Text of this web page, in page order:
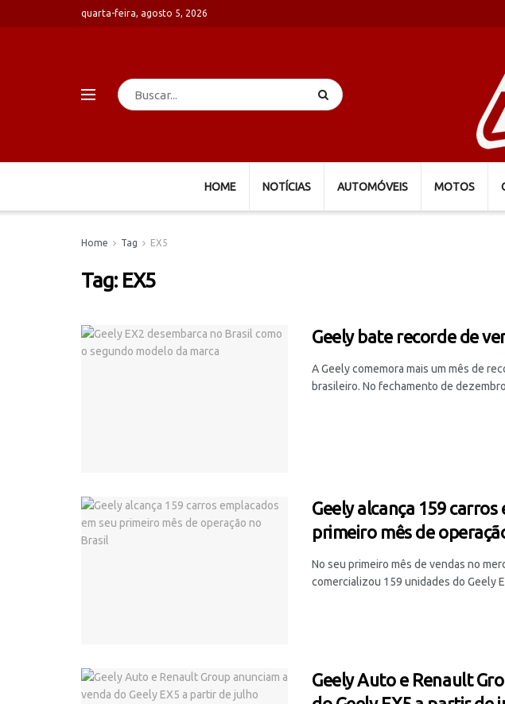
quarta-feira, agosto 5, 2026
HOME NOTÍCIAS AUTOMÓVEIS MOTOS
Home Tag EX5
Tag: EX5
Geely bate recorde de
A Geely comemora mais um mês de
brasileiro. No fechamento de
Geely alcança 159
primeiro mês de
No seu primeiro mês de vendas no
comercializou 159 unidades do Geely
Geely Auto e Renault